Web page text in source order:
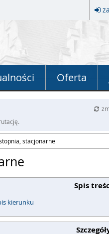
Oferta
stacjonarne
Spis
kierunku